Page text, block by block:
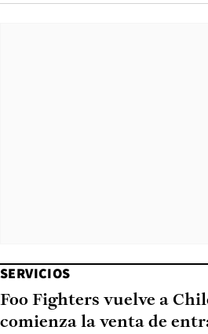
SERVICIOS
Foo Fighters vuelve a
comienza la venta de